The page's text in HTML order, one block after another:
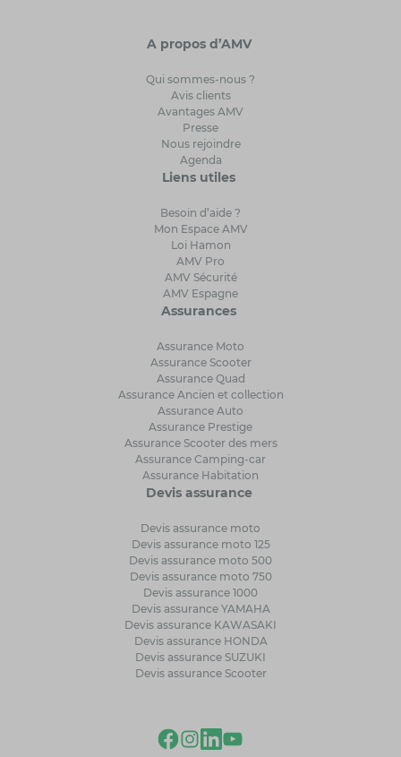
A propos d’AMV
Qui sommes-nous ?
Avis clients
Avantages AMV
Presse
Nous rejoindre
Agenda
Liens utiles
Besoin d’aide ?
Mon Espace AMV
Loi Hamon
AMV Pro
AMV Sécurité
AMV Espagne
Assurances
Assurance Moto
Assurance Scooter
Assurance Quad
Assurance Ancien et collection
Assurance Auto
Assurance Prestige
Assurance Scooter des mers
Assurance Camping-car
Assurance Habitation
Devis assurance
Devis assurance moto
Devis assurance moto 125
Devis assurance moto 500
Devis assurance moto 750
Devis assurance 1000
Devis assurance YAMAHA
Devis assurance KAWASAKI
Devis assurance HONDA
Devis assurance SUZUKI
Devis assurance Scooter